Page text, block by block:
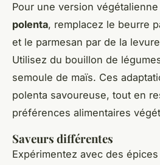
Pour une version
polenta, remplacez le beurre
et le parmesan par de la
Utilisez du bouillon de
semoule de maïs. Ces
polenta savoureuse, tout en
préférences alimentaires
Saveurs différentes
Expérimentez avec des